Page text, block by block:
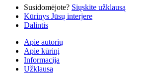
Susidomėjote? Siųskite užklausą
Kūrinys Jūsų interjere
Dalintis
Apie autorių
Apie kūrinį
Informacija
Užklausa